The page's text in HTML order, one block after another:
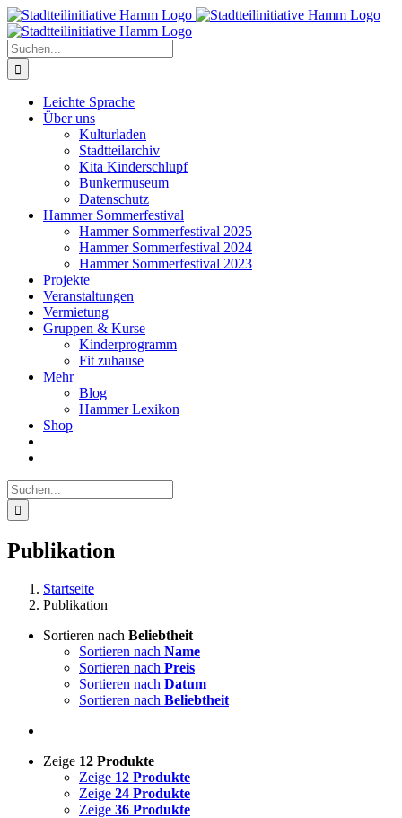
Zum
Inhalt
springen
Suche
nach:
Leichte Sprache
Über uns
Kulturladen
Stadtteilarchiv
Kita Kinderschlupf
Bunkermuseum
Datenschutz
Hammer Sommerfestival
Hammer Sommerfestival 2025
Hammer Sommerfestival 2024
Hammer Sommerfestival 2023
Projekte
Veranstaltungen
Vermietung
Gruppen & Kurse
Kinderprogramm
Fit zuhause
Mehr
Blog
Hammer Lexikon
Shop
Suche
nach:
Publikation
Startseite
Publikation
Sortieren nach Beliebtheit
Sortieren nach Name
Sortieren nach Preis
Sortieren nach Datum
Sortieren nach Beliebtheit
Zeige 12 Produkte
Zeige 12 Produkte
Zeige 24 Produkte
Zeige 36 Produkte